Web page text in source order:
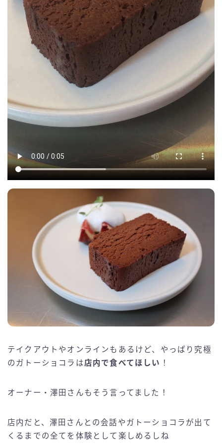
テイクアウトやオンラインもあるけど、やっぱり究極
のガトーショコラは店内で食べてほしい ！
オーナー・澤田さんもそう言ってました！
店内だと、澤田さんとの会話やガトーショコラが出て
くるまでの全てを体験として楽しめるしね